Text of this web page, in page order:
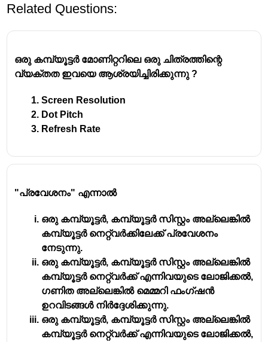
The brain of any computer system is the Central
Processing Unit (CPU)
A Central Processing Unit (CPU) is the primary
the processing and executes instructions from
The CPU consists of several key components,
1. Control Unit (CU): Retrieves and decodes
instructions.
2. Arithmetic Logic Unit (ALU): Performs
calculations and logical operations.
3. Registers: Small amounts of memory that
store data temporarily.
4. Cache Memory: A small, fast memory that
stores frequently accessed data.
Related Questions:
ഒരു കമ്പ്യൂട്ടർ മോണിറ്ററിലെ ഒരു ചിത്രത്തിന്റെ
വ്യക്തത ഇവയെ ആശ്രയിച്ചിരിക്കുന്നു ?
Screen Resolution
Dot Pitch
Refresh Rate
"പ്രവേശനം" എന്നാൽ
ഒരു കമ്പ്യൂട്ടർ, കമ്പ്യൂട്ടർ സിസ്റ്റം അല്ലെങ്കിൽ
കമ്പ്യൂട്ടർ നെറ്റ്വർക്കിലേക്ക് പ്രവേശനം
നേടുന്നു.
ഒരു കമ്പ്യൂട്ടർ, കമ്പ്യൂട്ടർ സിസ്റ്റം അല്ലെങ്കിൽ
കമ്പ്യൂട്ടർ നെറ്റ്വർക്ക് എന്നിവയുടെ ലോജിക്കൽ,
ഗണിത അല്ലെങ്കിൽ മെമ്മറി ഫംഗ്ഷൻ
ഉറവിടങ്ങൾ നിർദ്ദേശിക്കുന്നു.
ഒരു കമ്പ്യൂട്ടർ, കമ്പ്യൂട്ടർ സിസ്റ്റം അല്ലെങ്കിൽ
കമ്പ്യൂട്ടർ നെറ്റ്വർക്ക് എന്നിവയുടെ ലോജിക്കൽ,